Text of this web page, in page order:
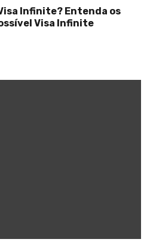
Infinite? Entenda os
Visa Infinite